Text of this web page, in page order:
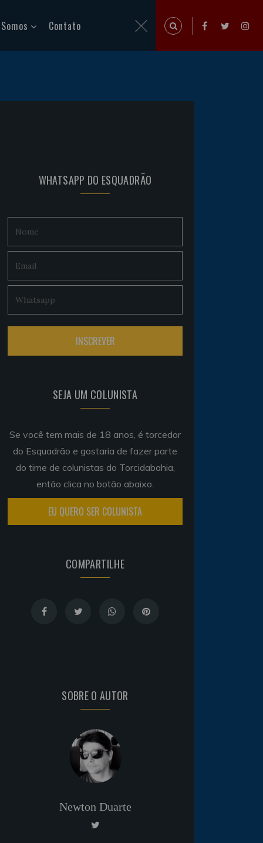
Contato
WHATSAPP DO ESQUADRÃO
SEJA UM COLUNISTA
Se você tem mais de 18 anos, é torcedor
do Esquadrão e gostaria de fazer parte
do time de colunistas do Torcidabahia,
então clica no botão abaixo.
EU QUERO SER COLUNISTA
COMPARTILHE
SOBRE O AUTOR
Newton Duarte